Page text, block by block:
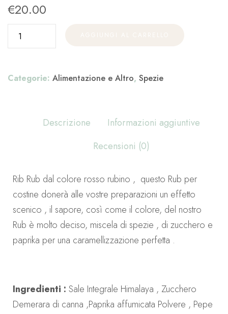
€20.00
Categorie: Alimentazione e Altro, Spezie
Descrizione
Informazioni aggiuntive
Recensioni (0)
Rib Rub dal colore rosso rubino , questo Rub per
costine donerà alle vostre preparazioni un effetto
scenico , il sapore, così come il colore, del nostro
Rub è molto deciso, miscela di spezie , di zucchero e
paprika per una caramellizzazione perfetta .
Ingredienti : Sale Integrale Himalaya , Zucchero
Demerara di canna ,Paprika affumicata Polvere , Pepe